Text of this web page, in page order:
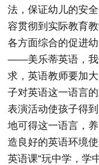
法，保证幼儿的安
容贯彻到实际教育
各方面综合的促进
——美乐蒂英语，我
求，英语教师要加
子对英语这一语言
表演活动使孩子得
地可得这一语言，
造良好的英语环境
英语课“玩中学，学